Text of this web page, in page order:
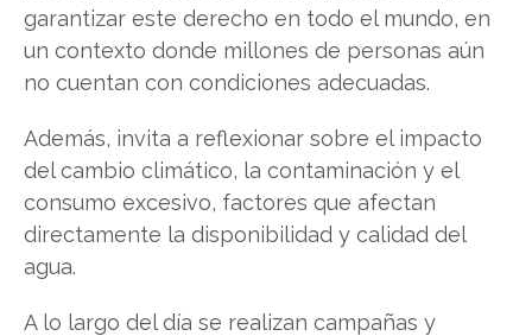
garantizar este derecho en todo el mundo, en
un contexto donde millones de personas aún
no cuentan con condiciones adecuadas.
Además, invita a reflexionar sobre el impacto
del cambio climático, la contaminación y el
consumo excesivo, factores que afectan
directamente la disponibilidad y calidad del
agua.
A lo largo del día se realizan campañas y